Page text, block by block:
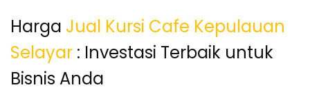
Harga Jual Kursi Cafe Kepulauan
Selayar : Investasi Terbaik untuk
Bisnis Anda